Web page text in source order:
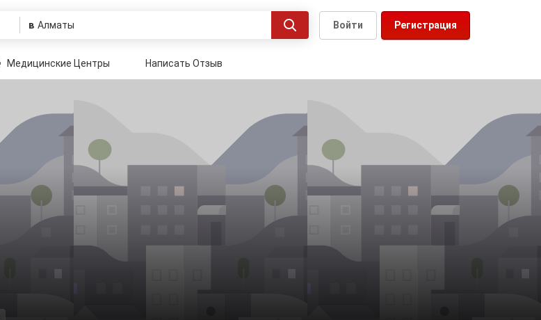
в Регистрация
Войти
Медицинские Центры Написать Отзыв